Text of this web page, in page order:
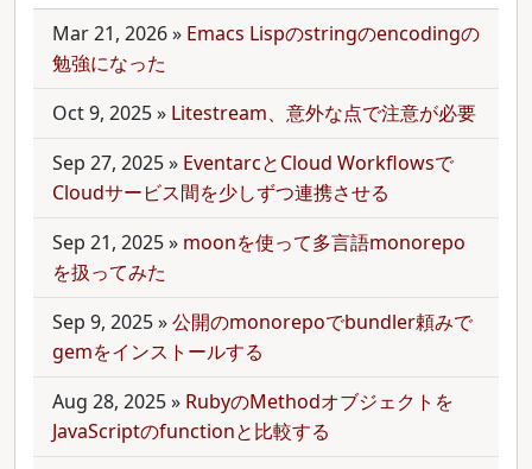
Mar 21, 2026» Emacs Lispのstringのencodingの
勉強になった
Oct 9, 2025» Litestream、意外な点で注意が必要
Sep 27, 2025» EventarcとCloud Workflowsで
Cloudサービス間を少しずつ連携させる
Sep 21, 2025» moonを使って多言語monorepo
を扱ってみた
Sep 9, 2025»公開のmonorepoでbundler頼みで
gemをインストールする
Aug 28, 2025» RubyのMethodオブジェクトを
JavaScriptのfunctionと比較する